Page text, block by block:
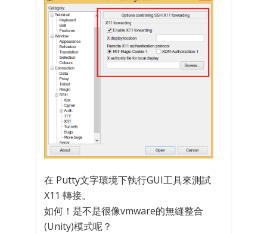
在 Putty文字環境下執行GUI工具來測試
X11 轉接。
如何！是不是很像vmware的無縫整合
(Unity)模式呢？